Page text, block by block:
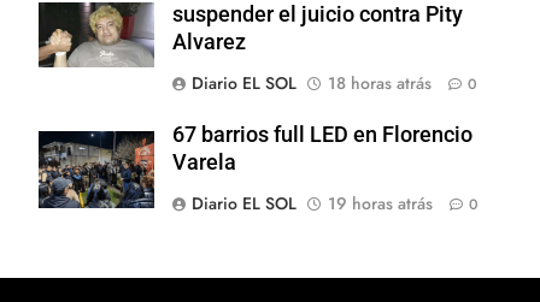
suspender el juicio contra Pity
Alvarez
Diario EL SOL
18 horas atrás 0
67 barrios full LED en Florencio
Varela
Diario EL SOL
19 horas atrás 0